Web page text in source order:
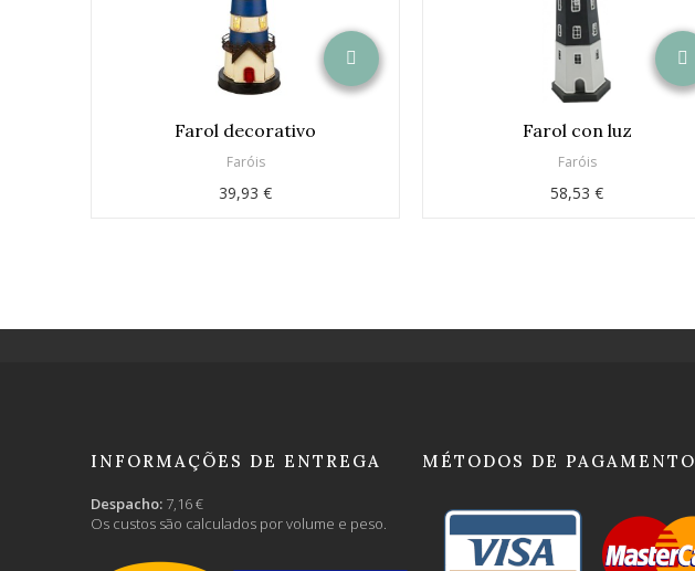
Farol decorativo
Faróis
39,93 €
Farol con luz
Faróis
58,53 €
INFORMAÇÕES DE ENTREGA
Despacho: 7,16 €
Os custos são calculados por volume e peso.
MÉTODOS DE PAGAMENTO